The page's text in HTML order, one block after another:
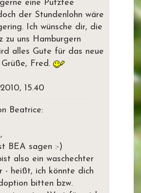
eine Putzfee
der Stundenlohn wäre
Ich wünsche dir, die
zu uns Hamburgern
alles Gute für das neue
Fred.
15.40
Beatrice:
BEA sagen :-)
also ein waschechter
- heißt, ich könnte dich
bitten bzw.